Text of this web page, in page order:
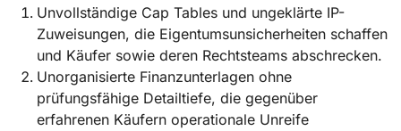
Unvollständige Cap Tables und ungeklärte IP-
Zuweisungen, die Eigentumsunsicherheiten schaffen
und Käufer sowie deren Rechtsteams abschrecken.
Unorganisierte Finanzunterlagen ohne
prüfungsfähige Detailtiefe, die gegenüber
erfahrenen Käufern operationale Unreife